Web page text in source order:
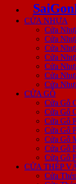
CỬA NHỰA
Cửa
Cửa
Cửa
Cửa
Cửa
Cửa
Cửa
CỬA GỖ
Cửa Gỗ
Cửa Gỗ
Cửa Gỗ
Cửa Gỗ
Cửa Gỗ
Cửa Gỗ
Cửa Gỗ
CỬA THÉP
Cửa